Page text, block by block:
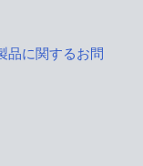
品に関するお問